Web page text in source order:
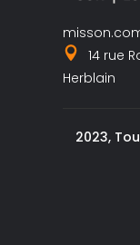
14 rue
Herblain
2023,